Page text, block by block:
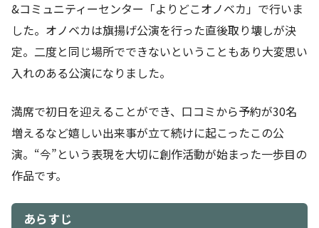
&コミュニティーセンター「よりどこオノベカ」で行いま
した。オノベカは旗揚げ公演を行った直後取り壊しが決
定。二度と同じ場所でできないということもあり大変思い
入れのある公演になりました。
満席で初日を迎えることができ、口コミから予約が30名
増えるなど嬉しい出来事が立て続けに起こったこの公
演。“今”という表現を大切に創作活動が始まった一歩目の
作品です。
あらすじ